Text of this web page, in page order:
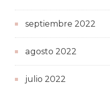
septiembre 2022
agosto 2022
julio 2022